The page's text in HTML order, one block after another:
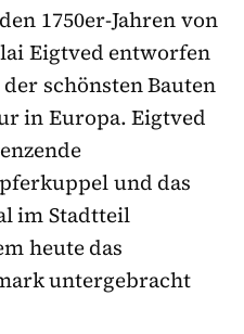
1750er-Jahren von
Eigtved entworfen
schönsten Bauten
in Europa. Eigtved
und das
im Stadtteil
heute das
untergebracht